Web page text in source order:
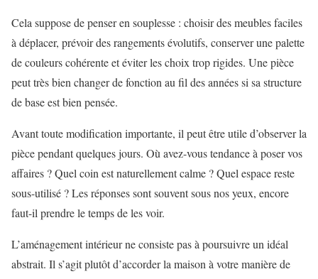
Cela suppose de penser en souplesse : choisir des meubles faciles
à déplacer, prévoir des rangements évolutifs, conserver une palette
de couleurs cohérente et éviter les choix trop rigides. Une pièce
peut très bien changer de fonction au fil des années si sa structure
de base est bien pensée.
Avant toute modification importante, il peut être utile d’observer la
pièce pendant quelques jours. Où avez-vous tendance à poser vos
affaires ? Quel coin est naturellement calme ? Quel espace reste
sous-utilisé ? Les réponses sont souvent sous nos yeux, encore
faut-il prendre le temps de les voir.
L’aménagement intérieur ne consiste pas à poursuivre un idéal
abstrait. Il s’agit plutôt d’accorder la maison à votre manière de